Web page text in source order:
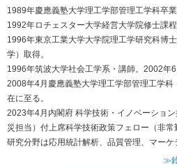
1989年慶應義塾大学理工学部管理工学科卒業
1992年ロチェスター大学経営大学院修士課程
1996年東京工業大学大学院理工学研究科博
学）取得。
1996年筑波大学社会工学系・講師。2002年6
2008年4月慶應義塾大学理工学部管理工学
在に至る。
2023年4月内閣府 科学技術・イノベーショ
災担当）付上席科学技術政策フェロー（非常
研究分野は応用統計解析、品質管理、マーケ
≫